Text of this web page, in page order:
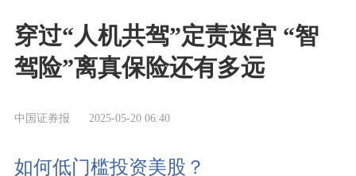
穿过“人机共驾”定责迷宫 “智
驾险”离真保险还有多远
中国证券报 2025-05-20 06:40
如何低门槛投资美股？